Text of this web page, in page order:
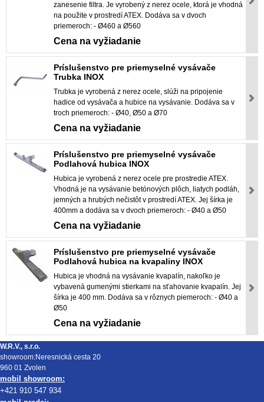
zanesenie filtra. Je vyrobený z nerez ocele, ktorá je vhodná
na použite v prostredí ATEX. Dodáva sa v dvoch
priemeroch: - Ø460 a Ø560
Cena na vyžiadanie
Príslušenstvo pre priemyselné vysávače
Trubka INOX
Trubka je vyrobená z nerez ocele, slúži na pripojenie
hadice od vysávača a hubice na vysávanie. Dodáva sa v
troch priemeroch: - Ø40, Ø50 a Ø70
Cena na vyžiadanie
Príslušenstvo pre priemyselné vysávače
Podlahová hubica INOX
Hubica je vyrobená z nerez ocele pre prostredie ATEX.
Vhodná je na vysávanie betónových plôch, liatych podláh,
jemných a hrubých nečistôt v prostredí ATEX. Jej šírka je
400mm a dodáva sa v dvoch priemeroch: - Ø40 a Ø50
Cena na vyžiadanie
Príslušenstvo pre priemyselné vysávače
Podlahová hubica na kvapaliny INOX
Hubica je vhodná na vysávanie kvapalín, nakoľko je
vybavená gumenými stierkami na sťahovanie kvapalín. Jej
šírka je 400 mm. Dodáva sa v rôznych piemeroch: - Ø40 a
Ø50
Cena na vyžiadanie
W.R.V., s.r.o.
showroom:Neresnická cesta 20
960 01 Zvolen
mobil showroom:
+421 910 547 934